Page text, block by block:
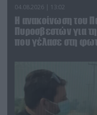
04.08.2026 | 13:02
Η ανακοίνωση του
Πυροσβεστών για
που γέλασε στη